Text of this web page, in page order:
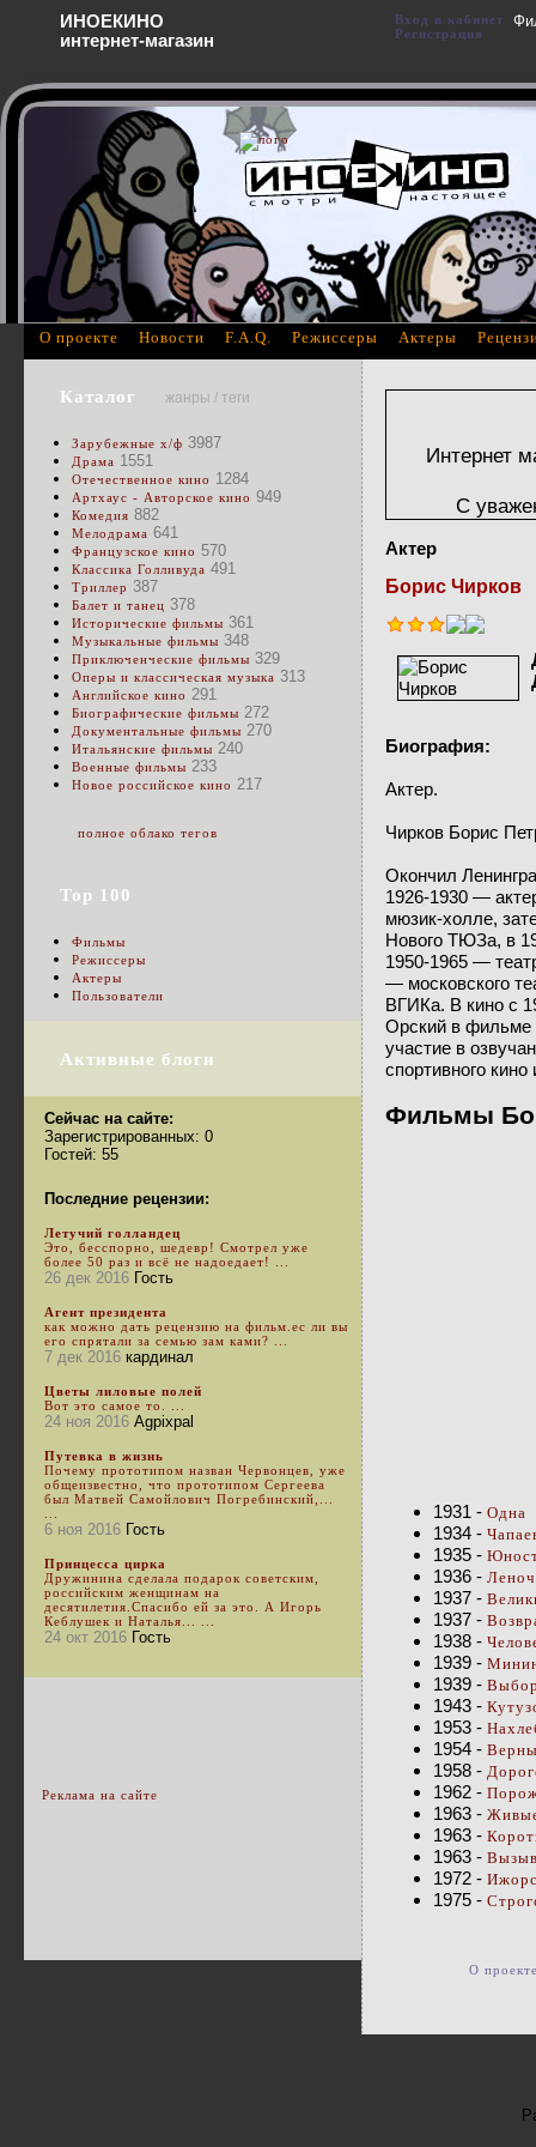
Интернет
С
Актер
Борис Чирков
Биография:
Актер.
Чирков Борис
Окончил
1926-1930 —
мюзик-холле,
Нового ТЮЗа, в
1950-1965 —
— московского
ВГИКа. В кино с
Орский в фильме
участие в
спортивного
Фильмы
1931 - Одна
1934 -
1935 -
1936 -
1937 -
1937 -
1938 -
1939 -
1939 -
1943 -
1953 -
1954 -
1958 -
1962 -
1963 -
1963 -
1963 -
1972 -
1975 -
Каталог жанры / теги
Зарубежные х/ф 3987
Драма 1551
Отечественное кино 1284
Артхаус - Авторское кино 949
Комедия 882
Мелодрама 641
Французское кино 570
Классика Голливуда 491
Триллер 387
Балет и танец 378
Исторические фильмы 361
Музыкальные фильмы 348
Приключенческие фильмы 329
Оперы и классическая музыка 313
Английское кино 291
Биографические фильмы 272
Документальные фильмы 270
Итальянские фильмы 240
Военные фильмы 233
Новое российское кино 217
полное облако тегов
Top 100
Фильмы
Режиссеры
Актеры
Пользователи
Активные блоги
Сейчас на сайте:
Зарегистрированных: 0
Гостей: 55
Последние рецензии:
Летучий голландец
Это, бесспорно, шедевр! Смотрел уже
более 50 раз и всё не надоедает! ...
26 дек 2016 Гость
Агент президента
как можно дать рецензию на фильм.ес ли вы
его спрятали за семью зам ками? ...
7 дек 2016 кардинал
Цветы лиловые полей
Вот это самое то. ...
24 ноя 2016 Agpixpal
Путевка в жизнь
Почему прототипом назван Червонцев, уже
общеизвестно, что прототипом Сергеева
был Матвей Самойлович Погребинский,...
6 ноя 2016 Гость
Принцесса цирка
Дружинина сделала подарок советским,
российским женщинам на
десятилетия.Спасибо ей за это. А Игорь
Кеблушек и Наталья... ...
24 окт 2016 Гость
Реклама на сайте
О проекте Новости F.A.Q. Режиссеры Актеры
О
ИНОЕКИНО
интернет-магазин
Вход в кабинет
Регистрация